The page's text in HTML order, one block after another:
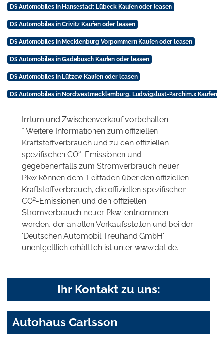
DS Automobiles in Hansestadt Lübeck Kaufen oder leasen
DS Automobiles in Crivitz Kaufen oder leasen
DS Automobiles in Mecklenburg Vorpommern Kaufen oder leasen
DS Automobiles in Gadebusch Kaufen oder leasen
DS Automobiles in Lützow Kaufen oder leasen
DS Automobiles in Nordwestmecklemburg, Ludwigslust-Parchim,x
Irrtum und Zwischenverkauf vorbehalten.
* Weitere Informationen zum offiziellen
Kraftstoffverbrauch und zu den offiziellen
spezifischen CO2-Emissionen und
gegebenenfalls zum Stromverbrauch neuer
Pkw können dem 'Leitfaden über den offiziellen
Kraftstoffverbrauch, die offiziellen spezifischen
CO2-Emissionen und den offiziellen
Stromverbrauch neuer Pkw' entnommen
werden, der an allen Verkaufsstellen und bei der
'Deutschen Automobil Treuhand GmbH'
unentgeltlich erhältlich ist unter www.dat.de.
Ihr Kontakt zu uns:
Autohaus Carlsson